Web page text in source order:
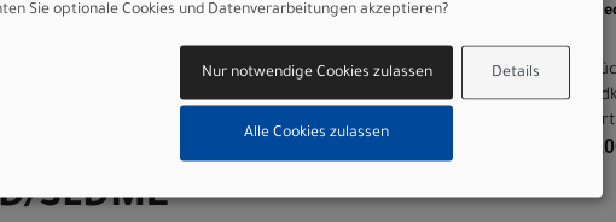
Frameset - FACT 12R Carbon Gloss Carbon / Red To Gold And Solidity Dry
SLDME
Art.Nr. 74425-0044
Größe: 44
pro
Sie optionale Cookies und Datenverarbeitungen akzeptieren?
Details
Nur notwendige Cookies zulassen
Alle Cookies zulassen